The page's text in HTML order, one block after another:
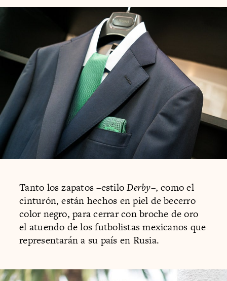
Tanto los zapatos –estiloDerby–, como el
cinturón, están hechos en piel de becerro
color negro, para cerrar con broche de oro
el atuendo de los futbolistas mexicanos que
representarán a su país en Rusia.